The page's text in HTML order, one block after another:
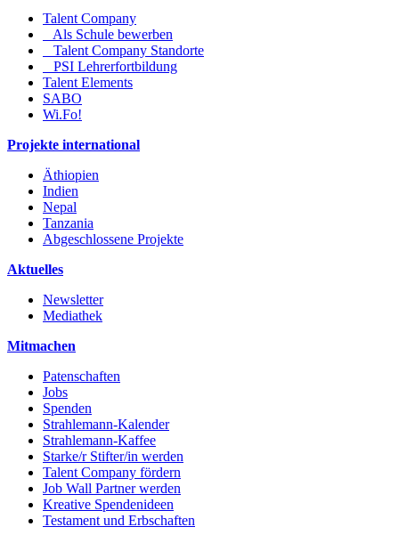
Talent Company
Als Schule bewerben
Talent Company Standorte
PSI Lehrerfortbildung
Talent Elements
SABO
Wi.Fo!
Projekte international
Äthiopien
Indien
Nepal
Tanzania
Abgeschlossene Projekte
Aktuelles
Newsletter
Mediathek
Mitmachen
Patenschaften
Jobs
Spenden
Strahlemann-Kalender
Strahlemann-Kaffee
Starke/r Stifter/in werden
Talent Company fördern
Job Wall Partner werden
Kreative Spendenideen
Testament und Erbschaften